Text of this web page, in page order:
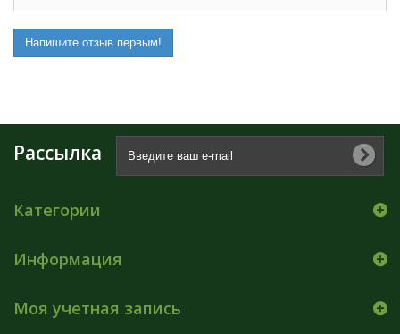
Напишите отзыв первым!
Рассылка
Категории
Информация
Моя учетная запись